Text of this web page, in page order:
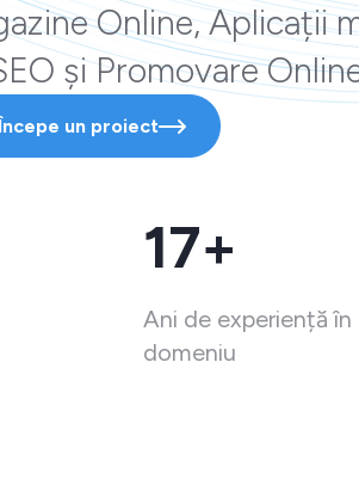
Online, Aplicații
și Promovare
un proiect
17+
Ani de experiență în
domeniu